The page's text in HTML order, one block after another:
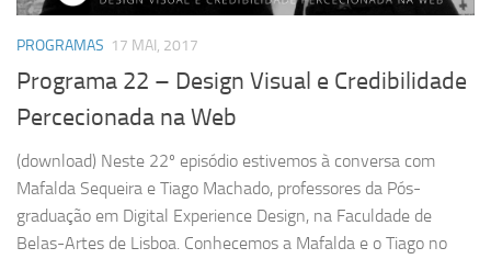
PROGRAMAS 17 MAI, 2017
Programa 22 – Design Visual e Credibilidade
Percecionada na Web
(download) Neste 22º episódio estivemos à conversa com
Mafalda Sequeira e Tiago Machado, professores da Pós-
graduação em Digital Experience Design, na Faculdade de
Belas-Artes de Lisboa. Conhecemos a Mafalda e o Tiago no